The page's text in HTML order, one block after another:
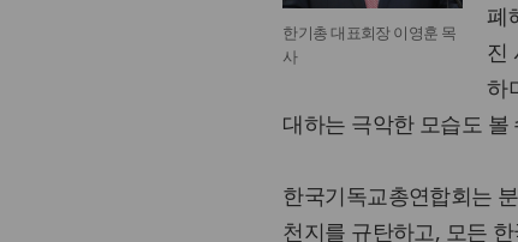
한기총 대표회장 이영훈 목
사
폐
진
하
대하는 극악한 모습도 볼
한국기독교총연합회는
천지를 규탄하고, 모든